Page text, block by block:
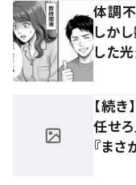
体調
しか
した
【続
任せ
『ま